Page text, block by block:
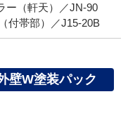
ー（軒天）／JN-90
付帯部）／J15-20B
壁W塗装パック